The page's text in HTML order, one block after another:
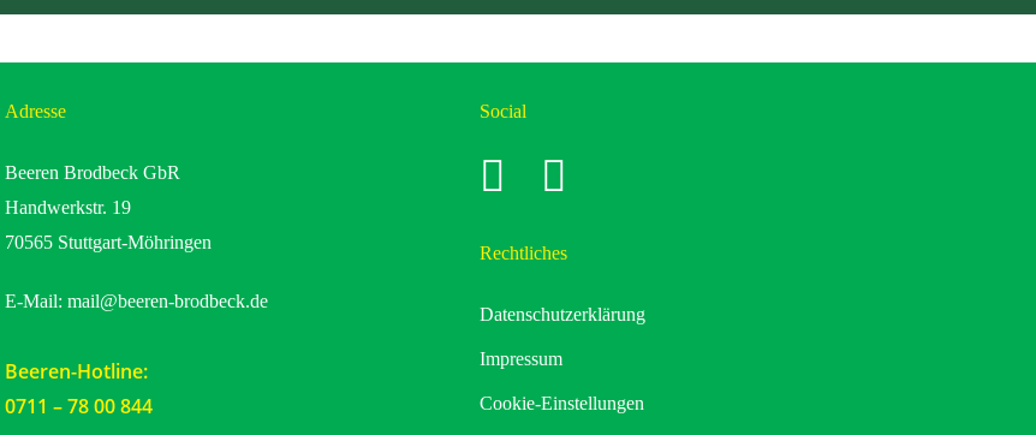
Adresse
Beeren Brodbeck GbR
Handwerkstr. 19
70565 Stuttgart-Möhringen
E-Mail: mail@beeren-brodbeck.de
Beeren-Hotline:
0711 – 78 00 844
Social
Rechtliches
Datenschutzerklärung
Impressum
Cookie-Einstellungen